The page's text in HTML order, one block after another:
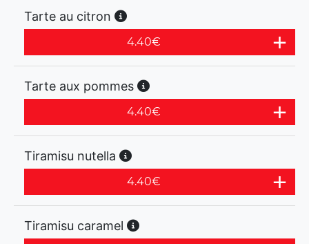
Tarte au citron
4.40€
Tarte aux pommes
4.40€
Tiramisu nutella
4.40€
Tiramisu caramel